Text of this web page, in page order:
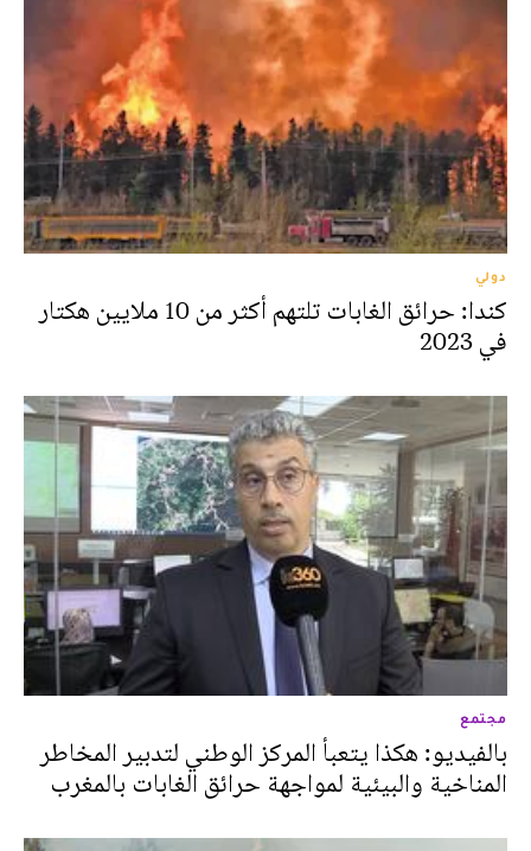
دولي
كندا: حرائق الغابات تلتهم أكثر من 10 ملايين هكتار
في 2023
مجتمع
بالفيديو: هكذا يتعبأ المركز الوطني لتدبير المخاطر
المناخية والبيئية لمواجهة حرائق الغابات بالمغرب